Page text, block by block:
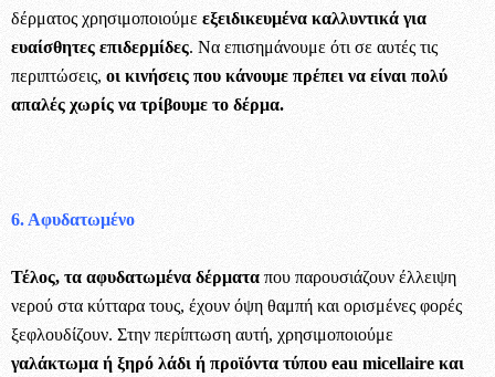
δέρματος χρησιμοποιούμε εξειδικευμένα καλλυντικά για
ευαίσθητες επιδερμίδες. Να επισημάνουμε ότι σε αυτές τις
περιπτώσεις, οι κινήσεις που κάνουμε πρέπει να είναι πολύ
απαλές χωρίς να τρίβουμε το δέρμα.
6. Αφυδατωμένο
Τέλος, τα αφυδατωμένα δέρματα που παρουσιάζουν έλλειψη
νερού στα κύτταρα τους, έχουν όψη θαμπή και ορισμένες φορές
ξεφλουδίζουν. Στην περίπτωση αυτή, χρησιμοποιούμε
γαλάκτωμα ή ξηρό λάδι ή προϊόντα τύπου eau micellaire και